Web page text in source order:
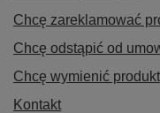
Chcę zareklamować
Chcę odstąpić od
Chcę wymienić produkt
Kontakt